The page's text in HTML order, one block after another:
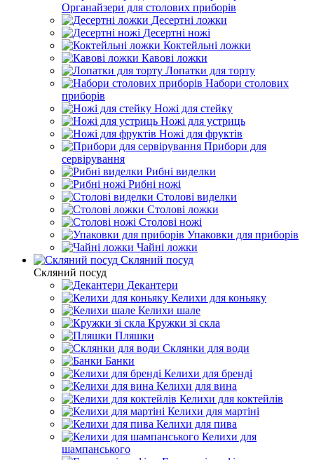
Органайзери для столових приборів
Десертні ложки
Десертні ножі
Коктейльні ложки
Кавові ложки
Лопатки для торту
Набори столових
приборів
Ножі для стейку
Ножі для устриць
Ножі для фруктів
Прибори для
сервірування
Рибні виделки
Рибні ножі
Столові виделки
Столові ложки
Столові ножі
Упаковки для приборів
Чайні ложки
Скляний посуд
Скляний посуд
Декантери
Келихи для коньяку
Келихи шале
Кружки зі скла
Пляшки
Склянки для води
Банки
Келихи для бренді
Келихи для вина
Келихи для коктейлів
Келихи для мартіні
Келихи для пива
Келихи для
шампанського